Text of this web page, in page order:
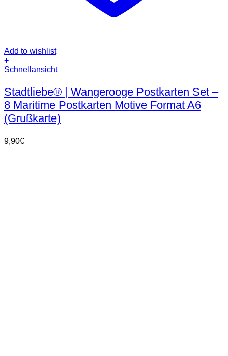
Add to wishlist
+
Schnellansicht
Stadtliebe® | Wangerooge Postkarten Set –
8 Maritime Postkarten Motive Format A6
(Grußkarte)
9,90€